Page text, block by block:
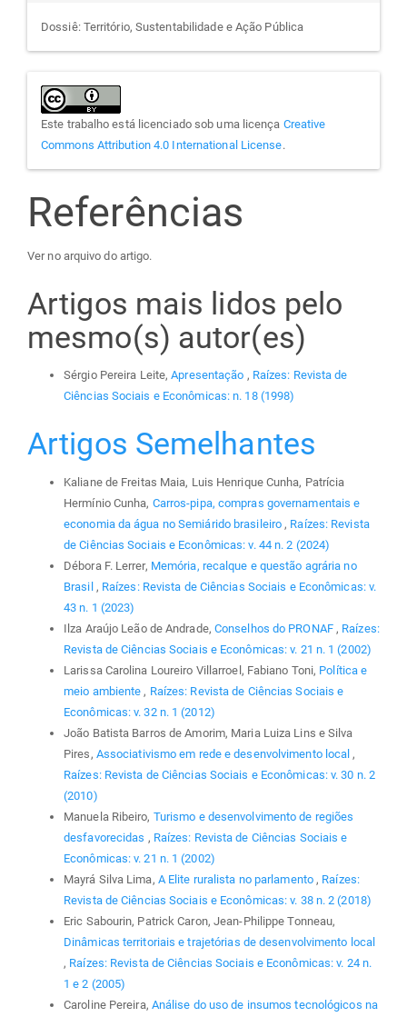
Dossiê: Território, Sustentabilidade e Ação Pública
Este trabalho está licenciado sob uma licença Creative
Commons Attribution 4.0 International License.
Referências
Ver no arquivo do artigo.
Artigos mais lidos pelo
mesmo(s) autor(es)
Sérgio Pereira Leite,Apresentação , Raízes: Revista de
Ciências Sociais e Econômicas: n. 18 (1998)
Artigos Semelhantes
Kaliane de Freitas Maia, Luis Henrique Cunha, Patrícia
Hermínio Cunha, Carros-pipa, compras governamentais e
economia da água no Semiárido brasileiro , Raízes: Revista
de Ciências Sociais e Econômicas: v. 44 n. 2 (2024)
Débora F. Lerrer, Memória, recalque e questão agrária no
Brasil , Raízes: Revista de Ciências Sociais e Econômicas: v.
43 n. 1 (2023)
Ilza Araújo Leão de Andrade, Conselhos do PRONAF , Raízes:
Revista de Ciências Sociais e Econômicas: v. 21 n. 1 (2002)
Larissa Carolina Loureiro Villarroel, Fabiano Toni, Política e
meio ambiente , Raízes: Revista de Ciências Sociais e
Econômicas: v. 32 n. 1 (2012)
João Batista Barros de Amorim, Maria Luiza Lins e Silva
Pires, Associativismo em rede e desenvolvimento local ,
Raízes: Revista de Ciências Sociais e Econômicas: v. 30 n. 2
(2010)
Manuela Ribeiro, Turismo e desenvolvimento de regiões
desfavorecidas , Raízes: Revista de Ciências Sociais e
Econômicas: v. 21 n. 1 (2002)
Mayrá Silva Lima, A Elite ruralista no parlamento , Raízes:
Revista de Ciências Sociais e Econômicas: v. 38 n. 2 (2018)
Eric Sabourin, Patrick Caron, Jean-Philippe Tonneau,
Dinâmicas territoriais e trajetórias de desenvolvimento local
, Raízes: Revista de Ciências Sociais e Econômicas: v. 24 n.
1 e 2 (2005)
Caroline Pereira, Análise do uso de insumos tecnológicos na